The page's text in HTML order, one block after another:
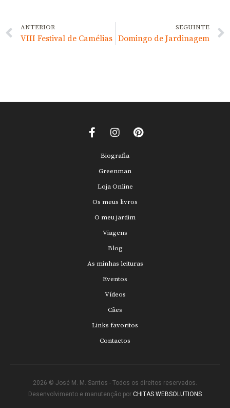
ANTERIOR
VIII Festival de Camélias
SEGUINTE
Domingo de Jardinagem
Biografia
Greenman
Loja Online
Os meus livros
O meu jardim
Viagens
Blog
As minhas leituras
Eventos
Vídeos
Cães
Links favoritos
Contactos
2026 © José M. M. Santos - Todos os direitos reservados.
Desenvolvimento e manutenção por CHITAS WEBSOLUTIONS